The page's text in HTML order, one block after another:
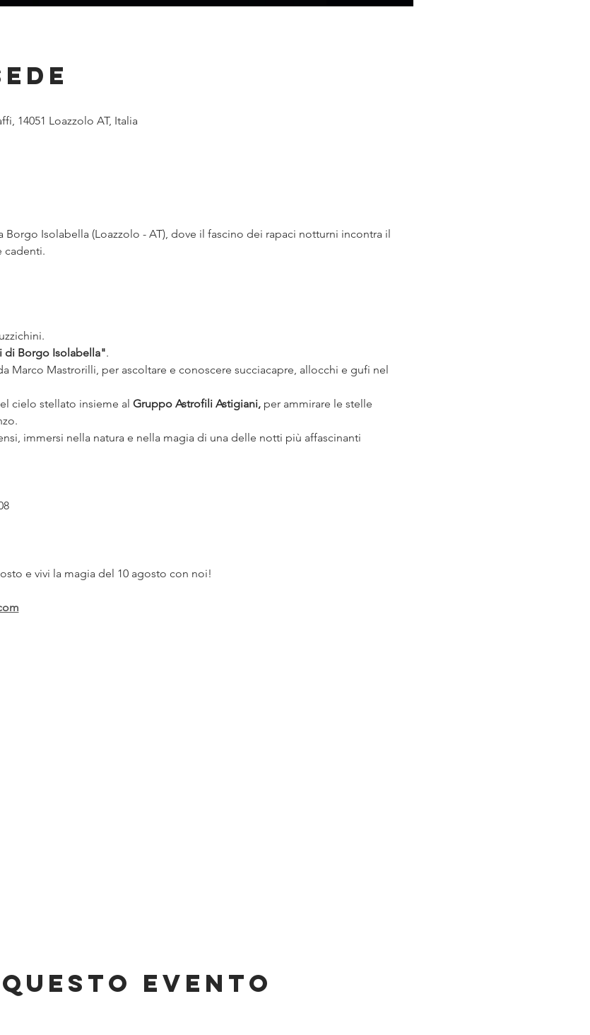
14051 Loazzolo AT, Italia
Borgo Isolabella (Loazzolo - AT), dove il fascino dei rapaci notturni incontra il
cadenti.
di Borgo Isolabella".
Marco Mastrorilli, per ascoltare e conoscere succiacapre, allocchi e gufi nel
cielo stellato insieme al Gruppo Astrofili Astigiani, per ammirare le stelle
e vivi la magia del 10 agosto con noi!
evento